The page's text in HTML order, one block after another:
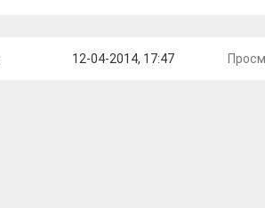
12-04-2014, 17:47